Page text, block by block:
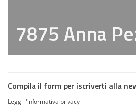
7875 Anna
Compila il form per iscriverti alla
Leggi l'informativa privacy